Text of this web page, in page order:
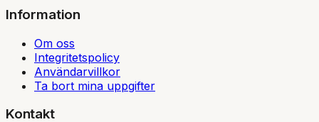
Information
Om oss
Integritetspolicy
Användarvillkor
Ta bort mina uppgifter
Kontakt